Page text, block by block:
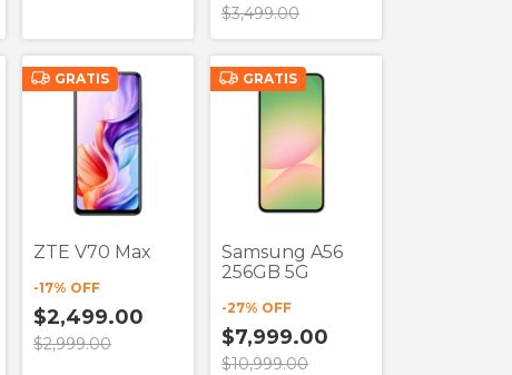
$3,499.00
GRATIS
ZTE V70 Max
-17% OFF
$2,499.00
$2,999.00
GRATIS
Samsung A56
256GB 5G
-27% OFF
$7,999.00
$10,999.00